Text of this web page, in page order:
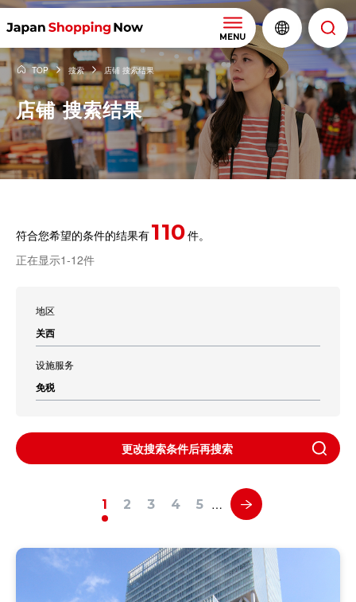
MENU
TOP 搜索 店铺 搜索结果
店铺 搜索结果
符合您希望的条件的结果有110件。
正在显示1-12件
地区
关西
设施服务
免税
更改搜索条件后再搜索
1 2 3 4 5 …